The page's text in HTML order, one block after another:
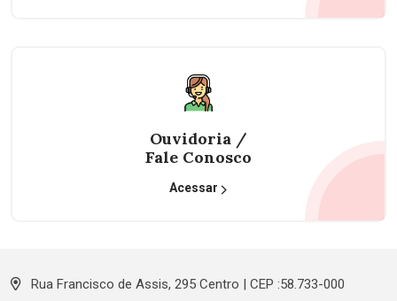
Ouvidoria /
Fale Conosco
Acessar
Rua Francisco de Assis, 295 Centro | CEP :58.733-000